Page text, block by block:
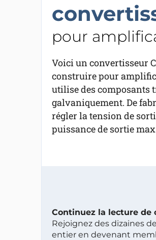
pour
Voici un convertisseur
construire pour
utilise des composants
galvaniquement. De
régler la tension de
puissance de sortie
Continuez la lecture de
Rejoignez des dizaines
entier en devenant